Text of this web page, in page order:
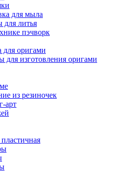
для мыла
литья
пэчворк
для оригами
для изготовления оригами
из резиночек
арт